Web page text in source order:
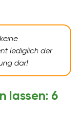
lediglich der
dar!
lassen: 6